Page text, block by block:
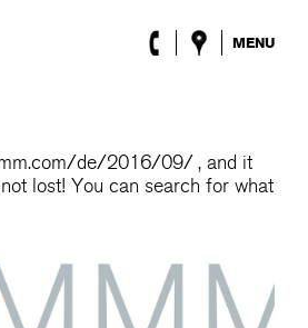
MENU
de/2016/09/, and it
lost! You can search for what